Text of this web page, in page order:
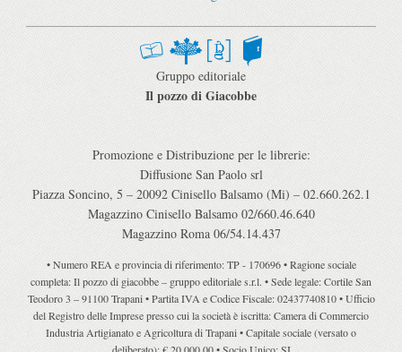
Gruppo editoriale
Il pozzo di Giacobbe
Promozione e Distribuzione per le librerie:
Diffusione San Paolo srl
Piazza Soncino, 5 – 20092 Cinisello Balsamo (Mi) – 02.660.262.1
Magazzino Cinisello Balsamo 02/660.46.640
Magazzino Roma 06/54.14.437
• Numero REA e provincia di riferimento: TP - 170696 • Ragione sociale
completa: Il pozzo di giacobbe – gruppo editoriale s.r.l. • Sede legale: Cortile San
Teodoro 3 – 91100 Trapani • Partita IVA e Codice Fiscale: 02437740810 • Ufficio
del Registro delle Imprese presso cui la società è iscritta: Camera di Commercio
Industria Artigianato e Agricoltura di Trapani • Capitale sociale (versato o